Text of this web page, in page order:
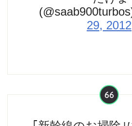
29, 2012